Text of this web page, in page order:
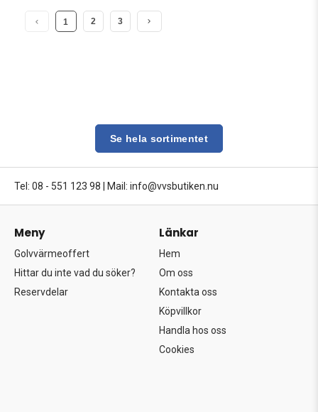
1 2 3
Se hela sortimentet
Tel: 08 - 551 123 98 Mail: info@vvsbutiken.nu
Meny
Golvvärmeoffert
Hittar du inte vad du söker?
Reservdelar
Länkar
Hem
Om oss
Kontakta oss
Köpvillkor
Handla hos oss
Cookies